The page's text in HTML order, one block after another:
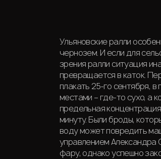
Ульяновские ралли
чернозем. И если для
зрения ралли ситуация
превращается в каток.
плакать 25-го сентября,
местами – где-то сухо, а
предельная
минуту. Были броды,
воду может повредить
управлением Александра
фару, однако успешно